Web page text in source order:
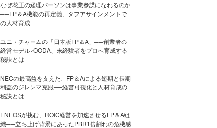
なぜ花王の経理パーソンは事業参謀になれるのか
──FP＆A機能の再定義、タフアサインメントで
の人材育成
ユニ・チャームの「日本版FP＆A」──創業者の
経営モデル×OODA、未経験者をプロへ育成する
秘訣とは
NECの最高益を支えた、FP＆Aによる短期と長期
利益のジレンマ克服──経営可視化と人材育成の
秘訣とは
ENEOSが挑む、ROIC経営を加速させるFP＆A組
織──立ち上げ背景にあったPBR1倍割れの危機感